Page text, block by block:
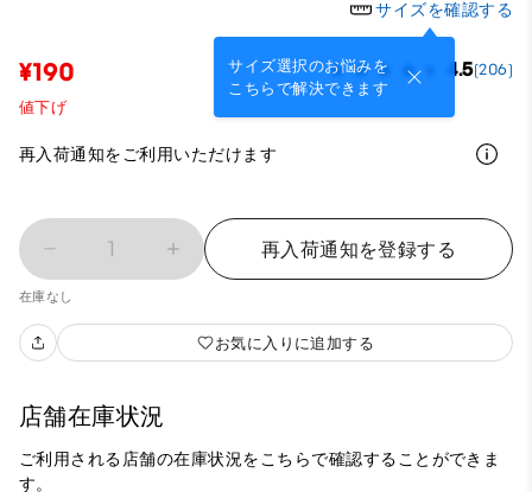
サイズを確認する
サイズ選択のお悩みを
こちらで解決できます
¥190 4.5(206)
値下げ
再入荷通知をご利用いただけます
1 再入荷通知を登録する
在庫なし
お気に入りに追加する
店舗在庫状況
ご利用される店舗の在庫状況をこちらで確認することができま
す。